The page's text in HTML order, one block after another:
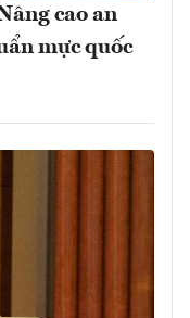
cao an
mực quốc